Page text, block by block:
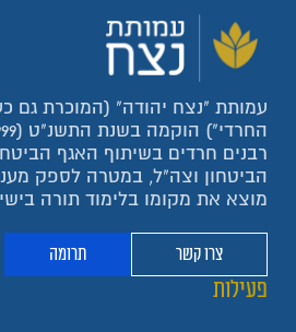
עמותת "נצח יהודה" (המוכרת גם
רבנים חרדים בשיתוף האגף
הביטחון וצה"ל, במטרה לספק
מוצא את מקומו בלימוד תורה
צרו קשר תרומה
פעילות